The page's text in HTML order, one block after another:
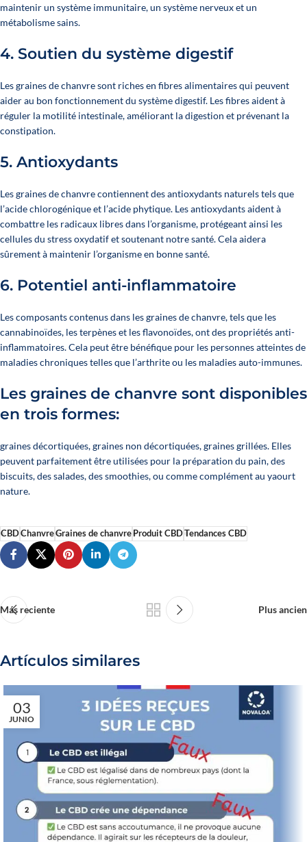
maintenir un système immunitaire, un système nerveux et un
métabolisme sains.
4. Soutien du système digestif
Les graines de chanvre sont riches en fibres alimentaires qui peuvent
aider au bon fonctionnement du système digestif. Les fibres aident à
réguler la motilité intestinale, améliorant la digestion et prévenant la
constipation.
5. Antioxydants
Les graines de chanvre contiennent des antioxydants naturels tels que
l’acide chlorogénique et l’acide phytique. Les antioxydants aident à
combattre les radicaux libres dans l’organisme, protégeant ainsi les
cellules du stress oxydatif et soutenant notre santé. Cela aidera
sûrement à maintenir l’organisme en bonne santé.
6. Potentiel anti-inflammatoire
Les composants contenus dans les graines de chanvre, tels que les
cannabinoïdes, les terpènes et les flavonoïdes, ont des propriétés anti-
inflammatoires. Cela peut être bénéfique pour les personnes atteintes de
maladies chroniques telles que l’arthrite ou les maladies auto-immunes.
Les graines de chanvre sont disponibles
en trois formes:
graines décortiquées, graines non décortiquées, graines grillées. Elles
peuvent parfaitement être utilisées pour la préparation du pain, des
biscuits, des salades, des smoothies, ou comme complément au yaourt
nature.
CBDChanvreGraines de chanvreProduit CBDTendances CBD
Más reciente Plus ancien
Artículos similares
03
JUNIO